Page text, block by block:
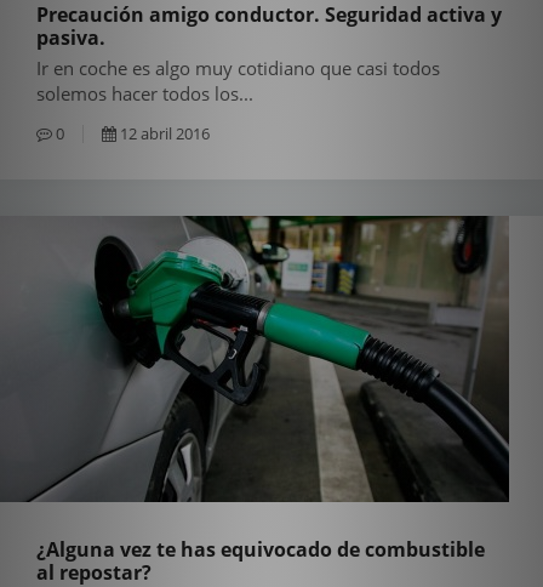
Precaución amigo conductor. Seguridad activa y
pasiva.
Ir en coche es algo muy cotidiano que casi todos
solemos hacer todos los...
0 12 abril 2016
¿Alguna vez te has equivocado de combustible
al repostar?